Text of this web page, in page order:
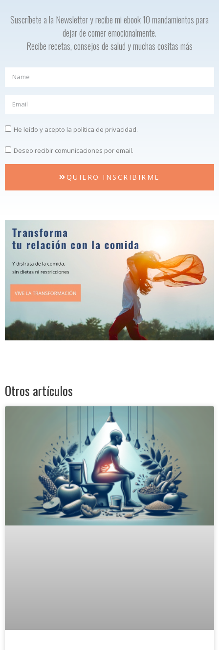
Suscríbete a la Newsletter y recibe mi ebook 10 mandamientos para
dejar de comer emocionalmente.
Recibe recetas, consejos de salud y muchas cositas más
He leído y acepto la política de privacidad.
Deseo recibir comunicaciones por email.
QUIERO INSCRIBIRME
Otros artículos